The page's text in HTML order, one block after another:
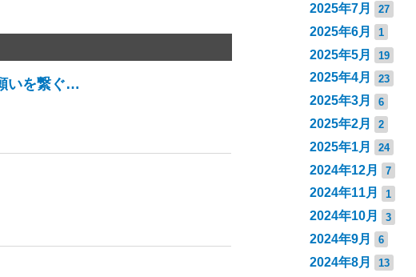
いを繋ぐ…
2025年7月 27
2025年6月 1
2025年5月 19
2025年4月 23
2025年3月 6
2025年2月 2
2025年1月 24
2024年12月 7
2024年11月 1
2024年10月 3
2024年9月 6
2024年8月 13